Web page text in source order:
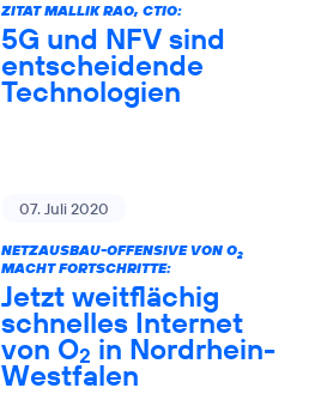
ZITAT MALLIK RAO, CTIO:
5G und NFV sind
entscheidende
Technologien
07. Juli 2020
NETZAUSBAU-OFFENSIVE VON O2
MACHT FORTSCHRITTE:
Jetzt weitflächig
schnelles Internet
von O2 in Nordrhein-
Westfalen